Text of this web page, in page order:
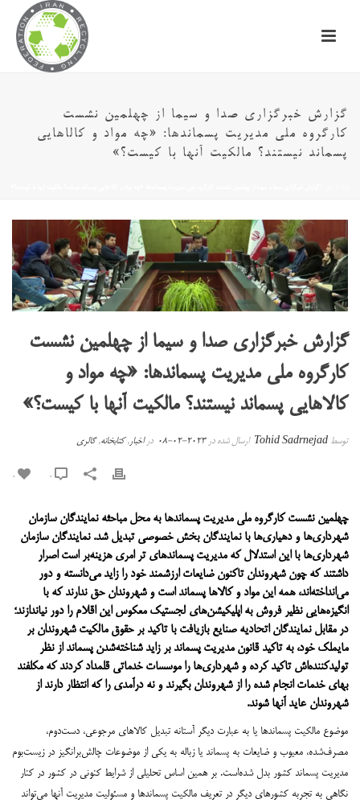
گزارش خبرگزاری صدا و سیما از چهلمین نشست
کارگروه ملی مدیریت پسماندها: «چه مواد و کالاهایی
پسماند نیستند؟ مالکیت آنها با کیست؟»
گزارش خبرگزاری صدا و سیما از چهلمین نشست
کارگروه ملی مدیریت پسماندها: «چه مواد و
کالاهایی پسماند نیستند؟ مالکیت آنها با کیست؟»
توسط Tohid Sadrnejad ارسال شده در2023-02-08 دراخبار,کتابخانه,گالری
0
چهلمین نشست کارگروه ملی مدیریت پسماندها به محل مباحثه نمایندگان سازمان
شهرداری‌ها و دهیاری‌ها با نمایندگان بخش خصوصی تبدیل شد. نمایندگان سازمان
شهرداری‌ها با این استدلال که مدیریت پسماندهای تر امری هزینه‌بر است اصرار
داشتند که چون شهروندان تاکنون ضایعات ارزشمند خود را زاید می‌دانسته و دور
می‌انداخته‌اند، همه این مواد و کالاها پسماند است و شهروندان حق ندارند که با
انگیزه‌هایی نظیر فروش به اپلیکیشن‌های لجستیک معکوس این اقلام را دور نیاندازند؛
در مقابل نمایندگان اتحادیه صنایع بازیافت با تاکید بر حقوق مالکیت شهروندان بر
مایملک خود، به تاکید قانون مدیریت پسماند بر زاید شناخته‌شدن پسماند از نظر
تولید‌کننده‌اش تاکید کرده و شهرداری‌ها را موسسات خدماتی قلمداد کردند که مکلفند
بهای خدمات انجام شده را از شهروندان بگیرند و نه درآمدی را که انتظار دارند از
شهروندان عاید آنها شوند.
موضوع مالکیت پسماندها یا به عبارت دیگر آستانه تبدیل کالاهای مرجوعی، دست‌دوم،
مصرف‌شده، معیوب و ضایعات به پسماند یا زباله به یکی از موضوعات چالش‌برانگیز در زیست‌بوم
مدیریت پسماند کشور بدل شده‌است. بر همین اساس تحلیلی از شرایط کنونی در کشور در کنار
نگاهی به تجربه کشورهای دیگر در تعریف مالکیت پسماندها و مسئولیت مدیریت آنها می‌تواند